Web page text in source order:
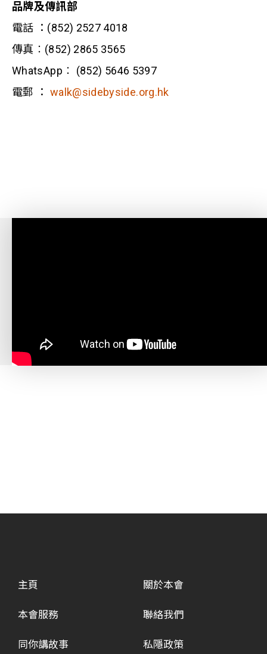
品牌及傳訊部
電話 ：(852) 2527 4018
傳真︰(852) 2865 3565
WhatsApp︰ (852) 5646 5397
電郵 ： walk@sidebyside.org.hk
主頁
本會服務
同你講故事
關於本會
聯絡我們
私隱政策